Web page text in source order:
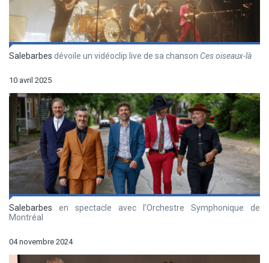
Salebarbes dévoile un vidéoclip live de sa chanson Ces oiseaux-là
10 avril 2025
Salebarbes en spectacle avec l’Orchestre Symphonique de
Montréal
04 novembre 2024